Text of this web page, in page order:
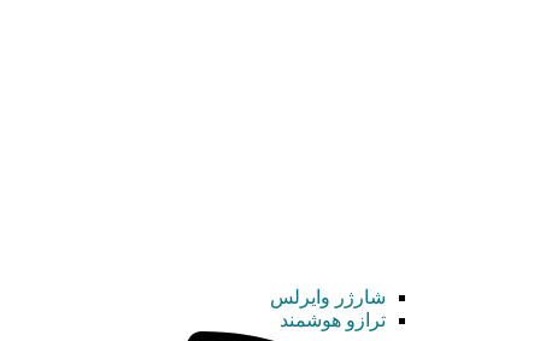
شارژر وایرلس
ترازو هوشمند